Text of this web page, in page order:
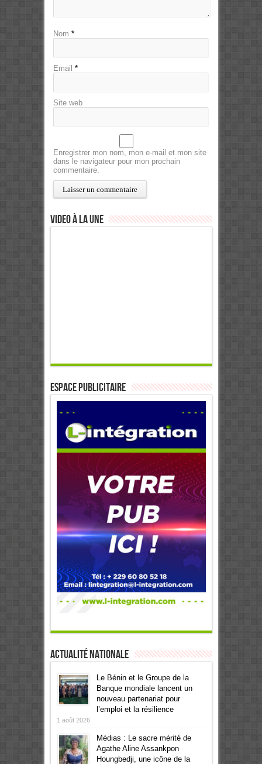
Nom *
Email *
Site web
Enregistrer mon nom, mon e-mail et mon site
dans le navigateur pour mon prochain
commentaire.
Video à la Une
ESPACE PUBLICITAIRE
Actualité Nationale
Le Bénin et le Groupe de la
Banque mondiale lancent un
nouveau partenariat pour
l’emploi et la résilience
1 août 2026
Médias : Le sacre mérité de
Agathe Aline Assankpon
Houngbedji, une icône de la